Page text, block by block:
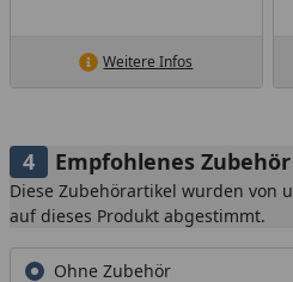
Weitere Infos
Empfohlenes
Diese Zubehörartikel wurden von
auf dieses Produkt abgestimmt.
Ohne Zubehör